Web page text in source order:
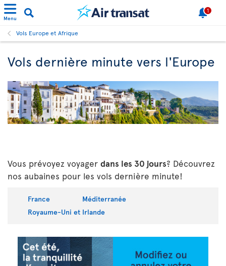
Menu
1
Vols Europe et Afrique
Vols dernière minute vers l'Europe
Vous prévoyez voyager dans les 30 jours? Découvrez
nos aubaines pour les vols dernière minute!
France
Méditerranée
Royaume-Uni et Irlande